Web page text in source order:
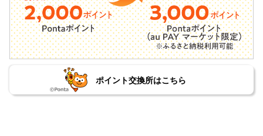
ポイント交換所はこちら